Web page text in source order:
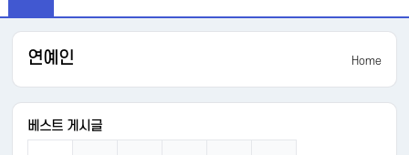
연예인 Home
베스트 게시글